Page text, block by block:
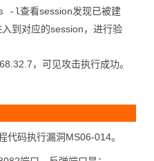
-l查看session发现已被建
入到对应的session，进行验
，可见攻击执行成功。
代码执行漏洞MS06-014。